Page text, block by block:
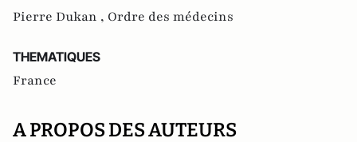
Pierre Dukan , Ordre des médecins
THEMATIQUES
France
A PROPOS DES AUTEURS